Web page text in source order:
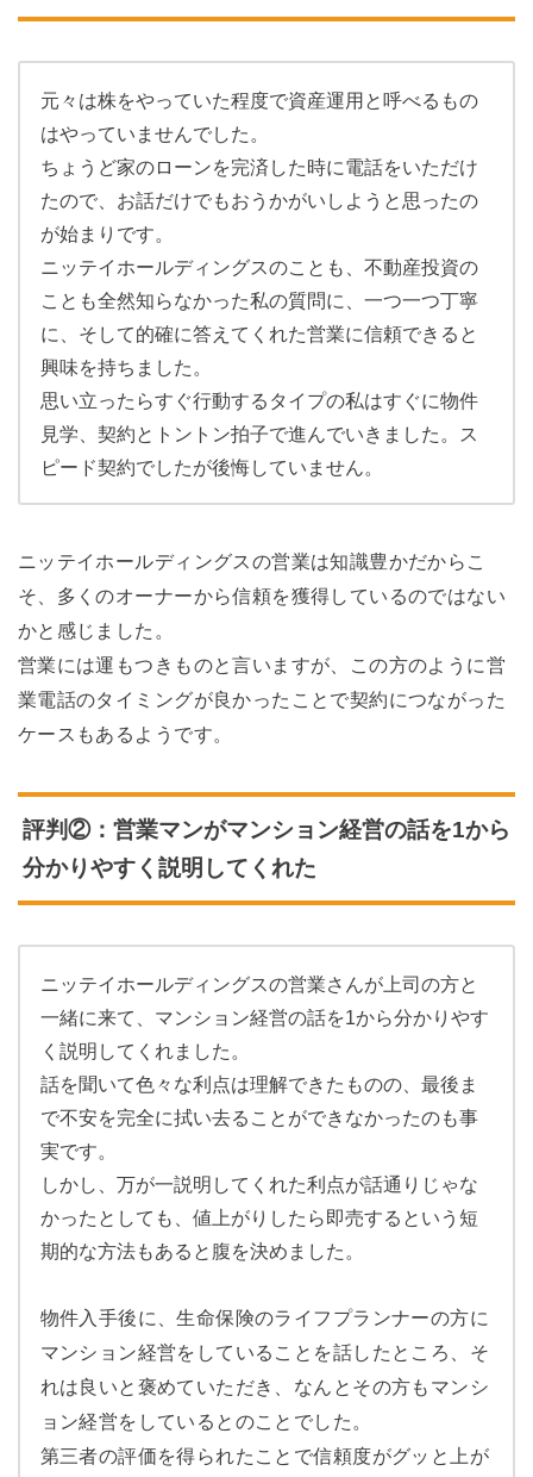
元々は株をやっていた程度で資産運用と呼べるもの
はやっていませんでした。
ちょうど家のローンを完済した時に電話をいただけ
たので、お話だけでもおうかがいしようと思ったの
が始まりです。
ニッテイホールディングスのことも、不動産投資の
ことも全然知らなかった私の質問に、一つ一つ丁寧
に、そして的確に答えてくれた営業に信頼できると
興味を持ちました。
思い立ったらすぐ行動するタイプの私はすぐに物件
見学、契約とトントン拍子で進んでいきました。ス
ピード契約でしたが後悔していません。
ニッテイホールディングスの営業は知識豊かだからこ
そ、多くのオーナーから信頼を獲得しているのではない
かと感じました。
営業には運もつきものと言いますが、この方のように営
業電話のタイミングが良かったことで契約につながった
ケースもあるようです。
評判②：営業マンがマンション経営の話を1から
分かりやすく説明してくれた
ニッテイホールディングスの営業さんが上司の方と
一緒に来て、マンション経営の話を1から分かりやす
く説明してくれました。
話を聞いて色々な利点は理解できたものの、最後ま
で不安を完全に拭い去ることができなかったのも事
実です。
しかし、万が一説明してくれた利点が話通りじゃな
かったとしても、値上がりしたら即売するという短
期的な方法もあると腹を決めました。
物件入手後に、生命保険のライフプランナーの方に
マンション経営をしていることを話したところ、そ
れは良いと褒めていただき、なんとその方もマンシ
ョン経営をしているとのことでした。
第三者の評価を得られたことで信頼度がグッと上が